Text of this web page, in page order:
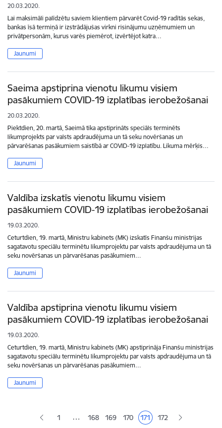
20.03.2020.
Lai maksimāli palīdzētu saviem klientiem pārvarēt Covid-19 radītās sekas,
bankas īsā termiņā ir izstrādājušas virkni risinājumu uzņēmumiem un
privātpersonām, kurus varēs piemērot, izvērtējot katra…
Jaunumi
Saeima apstiprina vienotu likumu visiem
pasākumiem COVID-19 izplatības ierobežošanai
20.03.2020.
Piektdien, 20. martā, Saeimā tika apstiprināts speciāls terminēts
likumprojekts par valsts apdraudējuma un tā seku novēršanas un
pārvarēšanas pasākumiem saistībā ar COVID-19 izplatību. Likuma mērķis…
Jaunumi
Valdība izskatīs vienotu likumu visiem
pasākumiem COVID-19 izplatības ierobežošanai
19.03.2020.
Ceturtdien, 19. martā, Ministru kabinets (MK) izskatīs Finanšu ministrijas
sagatavotu speciālu terminētu likumprojektu par valsts apdraudējuma un tā
seku novēršanas un pārvarēšanas pasākumiem…
Jaunumi
Valdība apstiprina vienotu likumu visiem
pasākumiem COVID-19 izplatības ierobežošanai
19.03.2020.
Ceturtdien, 19. martā, Ministru kabinets (MK) apstiprināja Finanšu ministrijas
sagatavotu speciālu terminētu likumprojektu par valsts apdraudējuma un tā
seku novēršanas un pārvarēšanas pasākumiem…
Jaunumi
1 … Lapa
168 Lapa
169 Lapa
170 Pašreizējā lapa
171 Lapa
172